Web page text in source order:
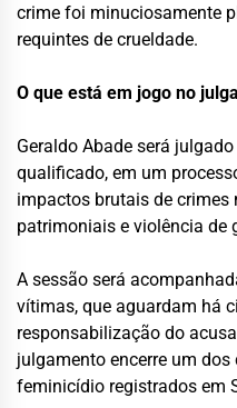
crime foi minuciosamente
requintes de crueldade.
O que está em jogo no
Geraldo Abade será
qualificado, em um
impactos brutais de
patrimoniais e violência de
A sessão será
vítimas, que aguardam há
responsabilização do
julgamento encerre um
feminicídio registrados em